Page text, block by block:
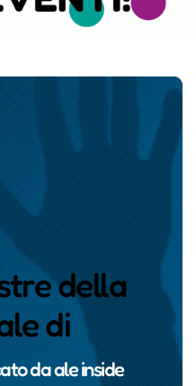
della
di
daale inside